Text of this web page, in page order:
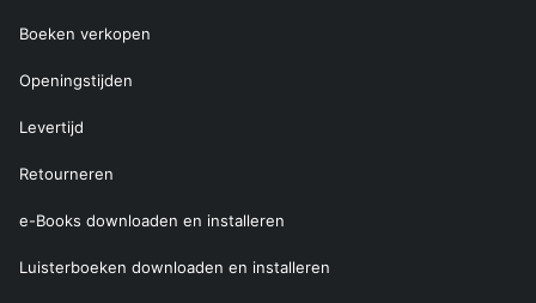
Boeken verkopen
Openingstijden
Levertijd
Retourneren
e-Books downloaden en installeren
Luisterboeken downloaden en installeren